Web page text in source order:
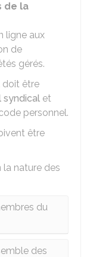
de la
ligne aux
de
gérés.
doit être
syndical et
personnel.
être
la nature des
du
des